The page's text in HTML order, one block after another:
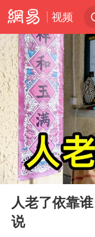
视频
Play
00:00
人老了依靠
说